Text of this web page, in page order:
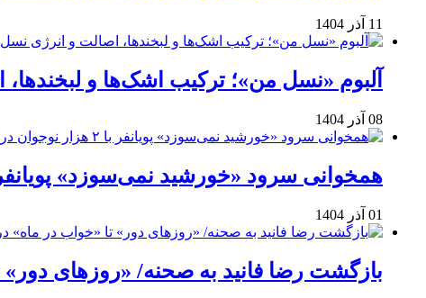
11 آذر 1404
آلبوم «نسل من»؛ ترکیب اشک‌ها و
08 آذر 1404
همخوانی سرود «خورشید نمی‌سوزد» پویانفر با ۲ هزار نوجوان در
01 آذر 1404
بازگشت رضا فانید به صحنه/ «روزهای